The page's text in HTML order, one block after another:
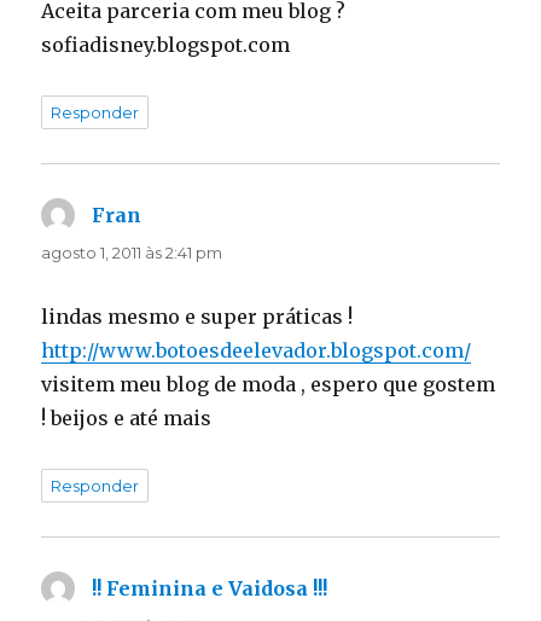
Aceita parceria com meu blog ?
sofiadisney.blogspot.com
Responder
Fran
agosto 1, 2011 às 2:41 pm
lindas mesmo e super práticas !
http://www.botoesdeelevador.blogspot.com/
visitem meu blog de moda , espero que gostem
! beijos e até mais
Responder
!! Feminina e Vaidosa !!!